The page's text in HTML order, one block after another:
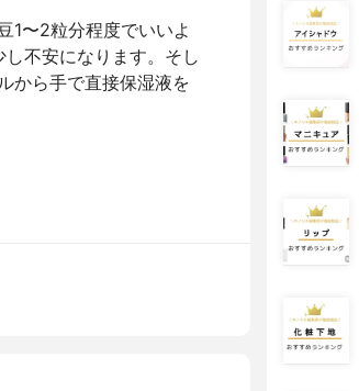
1〜2粒分程度でいいよ
不安になります。そし
から手で直接保湿液を